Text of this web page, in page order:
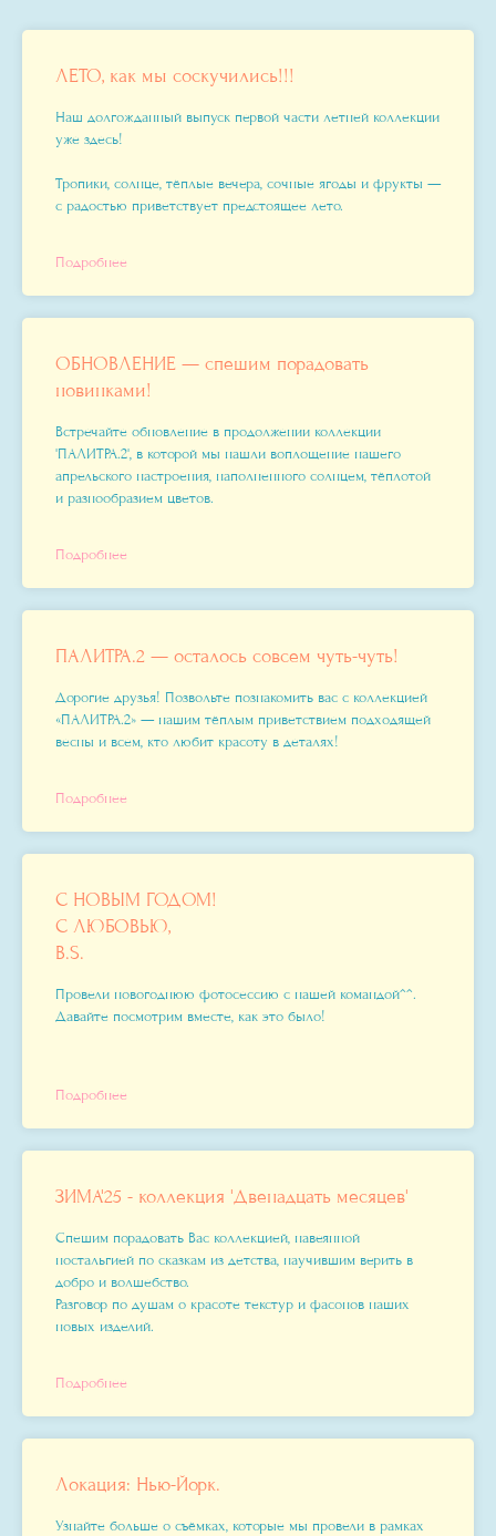
ЛЕТО, как мы соскучились!!!
Наш долгожданный выпуск первой части летней коллекции
уже здесь!
Тропики, солнце, тёплые вечера, сочные ягоды и фрукты —
с радостью приветствует предстоящее лето.
Подробнее
ОБНОВЛЕНИЕ — спешим порадовать
новинками!
Встречайте обновление в продолжении коллекции
'ПАЛИТРА.2', в которой мы нашли воплощение нашего
апрельского настроения, наполненного солнцем, тёплотой
и разнообразием цветов.
Подробнее
ПАЛИТРА.2 — осталось совсем чуть-чуть!
Дорогие друзья! Позвольте познакомить вас с коллекцией
«ПАЛИТРА.2» — нашим тёплым приветствием подходящей
весны и всем, кто любит красоту в деталях!
Подробнее
С НОВЫМ ГОДОМ!
С ЛЮБОВЬЮ,
B.S.
Провели новогоднюю фотосессию с нашей командой^^.
Давайте посмотрим вместе, как это было!
Подробнее
ЗИМА'25 - коллекция 'Двенадцать месяцев'
Спешим порадовать Вас коллекцией, навеянной
ностальгией по сказкам из детства, научившим верить в
добро и волшебство.
Разговор по душам о красоте текстур и фасонов наших
новых изделий.
Подробнее
Локация: Нью-Йорк.
Узнайте больше о съёмках, которые мы провели в рамках